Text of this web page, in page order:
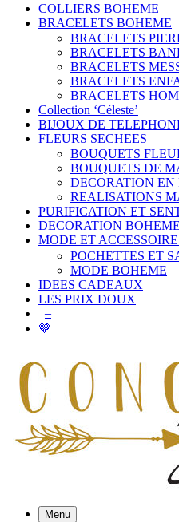
COLLIERS BOHEME
BRACELETS BOHEME
BRACELETS
BRACELETS
BRACELETS
BRACELETS
BRACELETS
Collection ‘Céleste’
BIJOUX DE
FLEURS SECHEES
BOUQUETS
BOUQUETS DE
DECORATION EN
REALISATIONS
PURIFICATION ET
DECORATION BOHEME
MODE ET
POCHETTES ET
MODE BOHEME
IDEES CADEAUX
LES PRIX DOUX
–
🤎
Menu